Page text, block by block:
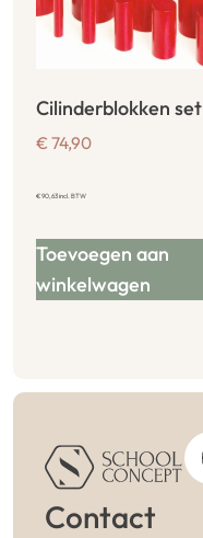
Cilinderblokken set
€ 74,90
€90,63incl. BTW
Toevoegen aan
winkelwagen
Contact